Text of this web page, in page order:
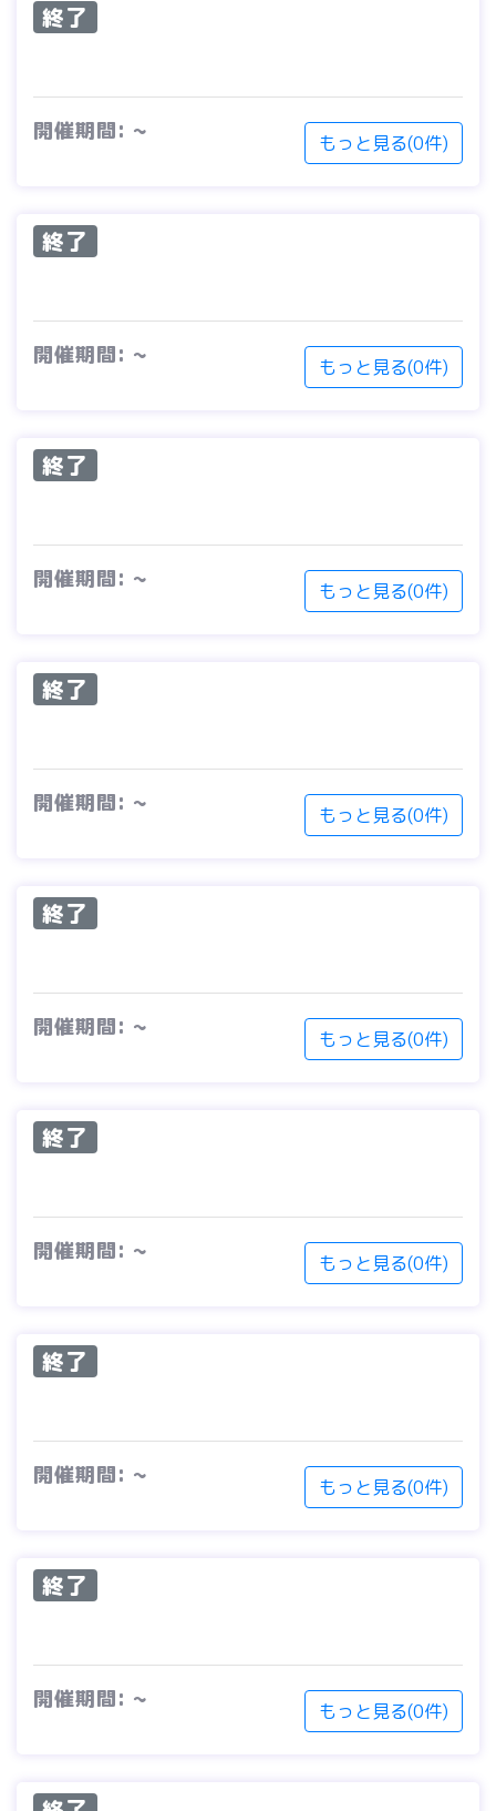
終了
開催期間: ~ もっと見る(0件)
終了
開催期間: ~ もっと見る(0件)
終了
開催期間: ~ もっと見る(0件)
終了
開催期間: ~ もっと見る(0件)
終了
開催期間: ~ もっと見る(0件)
終了
開催期間: ~ もっと見る(0件)
終了
開催期間: ~ もっと見る(0件)
終了
開催期間: ~ もっと見る(0件)